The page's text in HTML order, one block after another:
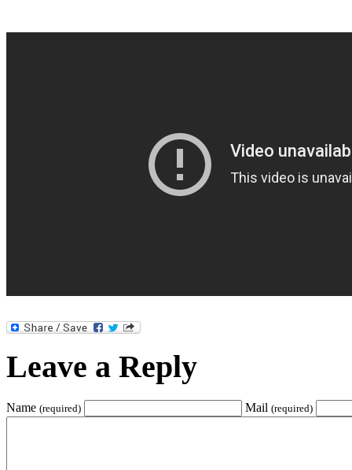
Leave a Reply
Name (required) Mail (required)